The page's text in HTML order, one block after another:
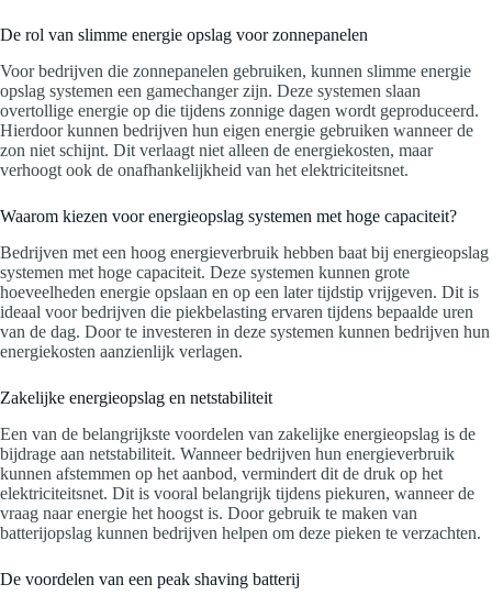
De rol van slimme energie opslag voor zonnepanelen
Voor bedrijven die zonnepanelen gebruiken, kunnen slimme energie
opslag systemen een gamechanger zijn. Deze systemen slaan
overtollige energie op die tijdens zonnige dagen wordt geproduceerd.
Hierdoor kunnen bedrijven hun eigen energie gebruiken wanneer de
zon niet schijnt. Dit verlaagt niet alleen de energiekosten, maar
verhoogt ook de onafhankelijkheid van het elektriciteitsnet.
Waarom kiezen voor energieopslag systemen met hoge capaciteit?
Bedrijven met een hoog energieverbruik hebben baat bij energieopslag
systemen met hoge capaciteit. Deze systemen kunnen grote
hoeveelheden energie opslaan en op een later tijdstip vrijgeven. Dit is
ideaal voor bedrijven die piekbelasting ervaren tijdens bepaalde uren
van de dag. Door te investeren in deze systemen kunnen bedrijven hun
energiekosten aanzienlijk verlagen.
Zakelijke energieopslag en netstabiliteit
Een van de belangrijkste voordelen van zakelijke energieopslag is de
bijdrage aan netstabiliteit. Wanneer bedrijven hun energieverbruik
kunnen afstemmen op het aanbod, vermindert dit de druk op het
elektriciteitsnet. Dit is vooral belangrijk tijdens piekuren, wanneer de
vraag naar energie het hoogst is. Door gebruik te maken van
batterijopslag kunnen bedrijven helpen om deze pieken te verzachten.
De voordelen van een peak shaving batterij